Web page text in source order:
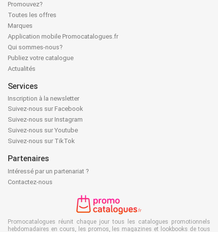
Promouvez?
Toutes les offres
Marques
Application mobile Promocatalogues.fr
Qui sommes-nous?
Publiez votre catalogue
Actualités
Services
Inscription à la newsletter
Suivez-nous sur Facebook
Suivez-nous sur Instagram
Suivez-nous sur Youtube
Suivez-nous sur TikTok
Partenaires
Intéressé par un partenariat ?
Contactez-nous
Promocatalogues réunit chaque jour tous les catalogues promotionnels
hebdomadaires en cours, les promos, les magazines et lookbooks de tous